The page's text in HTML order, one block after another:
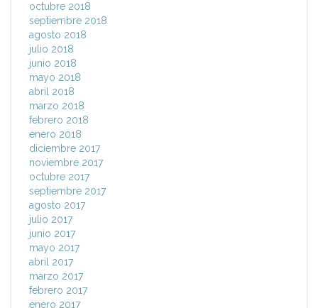
octubre 2018
septiembre 2018
agosto 2018
julio 2018
junio 2018
mayo 2018
abril 2018
marzo 2018
febrero 2018
enero 2018
diciembre 2017
noviembre 2017
octubre 2017
septiembre 2017
agosto 2017
julio 2017
junio 2017
mayo 2017
abril 2017
marzo 2017
febrero 2017
enero 2017